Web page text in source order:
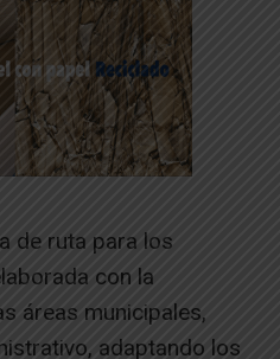
de ruta para los
con la
áreas municipales,
adaptando los